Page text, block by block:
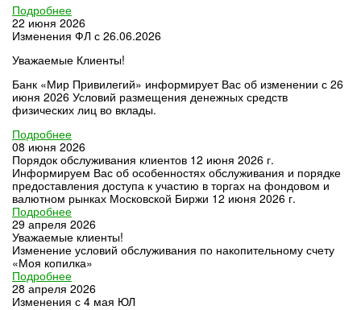
Подробнее
22 июня 2026
Изменения ФЛ с 26.06.2026
Уважаемые Клиенты!
Банк «Мир Привилегий» информирует Вас об изменении с 26
июня 2026 Условий размещения денежных средств
физических лиц во вклады.
Подробнее
08 июня 2026
Порядок обслуживания клиентов 12 июня 2026 г.
Информируем Вас об особенностях обслуживания и порядке
предоставления доступа к участию в торгах на фондовом и
валютном рынках Московской Биржи 12 июня 2026 г.
Подробнее
29 апреля 2026
Уважаемые клиенты!
Изменение условий обслуживания по накопительному счету
«Моя копилка»
Подробнее
28 апреля 2026
Изменения с 4 мая ЮЛ